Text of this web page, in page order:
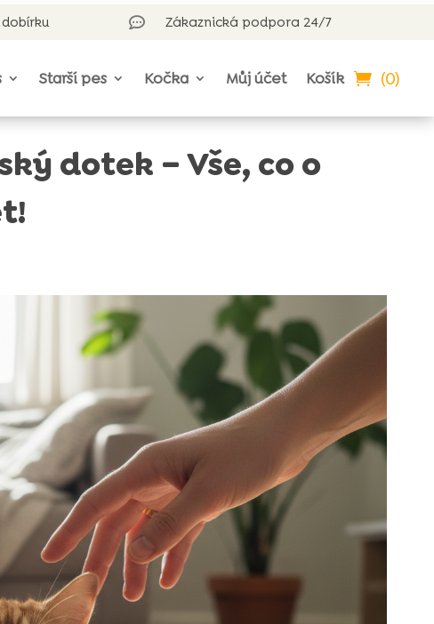
 Zákaznická podpora 24/7
Starší pes Kočka Můj účet Košík (0)
dotek – Vše, co o